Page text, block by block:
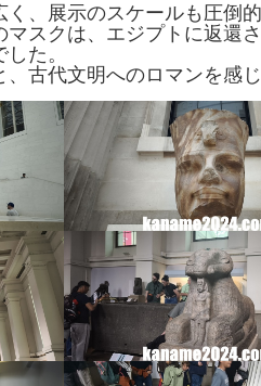
、展示のスケールも圧倒的
スクは、エジプトに返還
た。
古代文明へのロマンを感